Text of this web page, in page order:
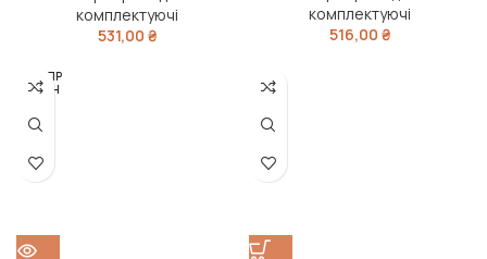
комплектуючі
531,00 ₴
комплектуючі
516,00 ₴
РОЗПР
ОДАН